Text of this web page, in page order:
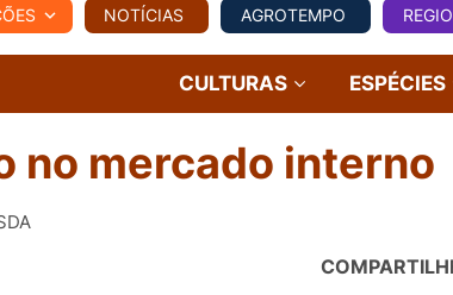
COMERCIAL AGROVIAGENS
NOTÍCIAS AGROTEMPO
CULTURAS ESPÉCIES
no mercado interno